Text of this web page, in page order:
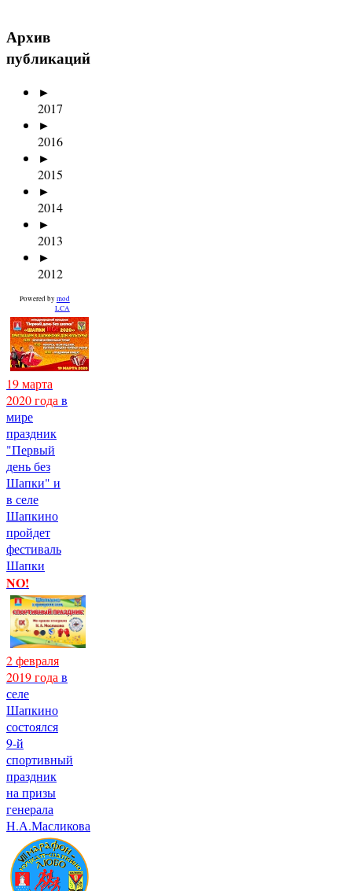
Архив
публикаций
►
2017
►
2016
►
2015
►
2014
►
2013
►
2012
Powered by mod
LCA
19 марта
2020 года в
мире
праздник
"Первый
день без
Шапки" и
в селе
Шапкино
пройдет
фестиваль
Шапки
NO!
2 февраля
2019 года в
селе
Шапкино
состоялся
9-й
спортивный
праздник
на призы
генерала
Н.А.Масликова